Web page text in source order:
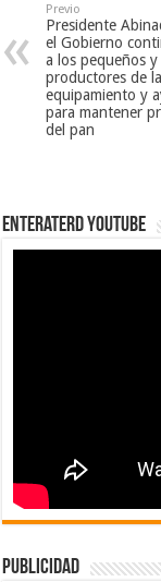
Previo
Presidente
el Gobierno
a los pequeños
productores de
equipamiento y
para mantener
del pan
EnterateRD YOUTUBE
publicidad